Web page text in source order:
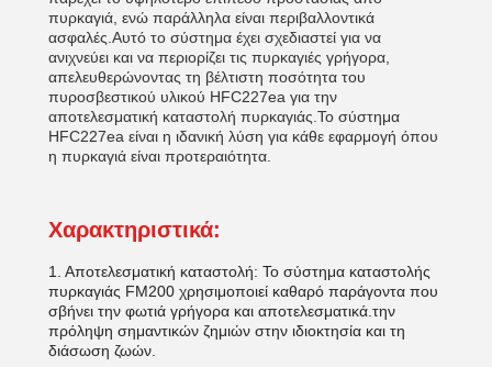
πυρκαγιά, ενώ παράλληλα είναι περιβαλλοντικά
ασφαλές.Αυτό το σύστημα έχει σχεδιαστεί για να
ανιχνεύει και να περιορίζει τις πυρκαγιές γρήγορα,
απελευθερώνοντας τη βέλτιστη ποσότητα του
πυροσβεστικού υλικού HFC227ea για την
αποτελεσματική καταστολή πυρκαγιάς.Το σύστημα
HFC227ea είναι η ιδανική λύση για κάθε εφαρμογή όπου
η πυρκαγιά είναι προτεραιότητα.
Χαρακτηριστικά:
1. Αποτελεσματική καταστολή: Το σύστημα καταστολής
πυρκαγιάς FM200 χρησιμοποιεί καθαρό παράγοντα που
σβήνει την φωτιά γρήγορα και αποτελεσματικά.την
πρόληψη σημαντικών ζημιών στην ιδιοκτησία και τη
διάσωση ζωών.